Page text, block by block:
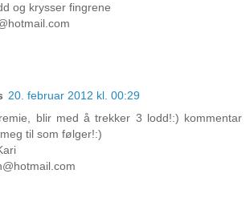
og krysser fingrene
20. februar 2012 kl. 00:29
blir med å trekker 3 lodd!:) kommentar
til som følger!:)